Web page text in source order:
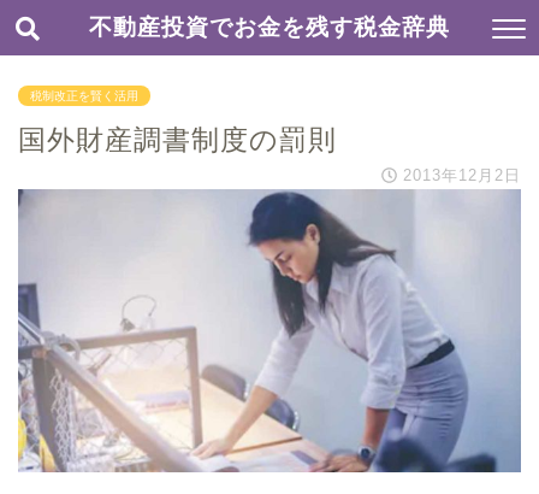
不動産投資でお金を残す税金辞典
税制改正を賢く活用
国外財産調書制度の罰則
2013年12月2日